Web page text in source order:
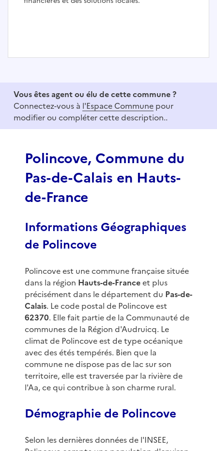
f
Vous êtes agent ou élu de cette commune ?
Connectez-vous à l'Espace Commune pour
modifier ou compléter cette description..
Polincove, Commune du
Pas-de-Calais en Hauts-
de-France
Informations Géographiques
de Polincove
Polincove est une commune française située
dans la région Hauts-de-Franceet plus
précisément dans le département du Pas-de-
Calais. Le code postal de Polincove est
62370. Elle fait partie de la Communauté de
communes de la Région d'Audruicq. Le
climat de Polincove est de type océanique
avec des étés tempérés. Bien que la
commune ne dispose pas de lac sur son
territoire, elle est traversée par la rivière de
l'Aa, ce qui contribue à son charme rural.
Démographie de Polincove
Selon les dernières données de l'INSEE,